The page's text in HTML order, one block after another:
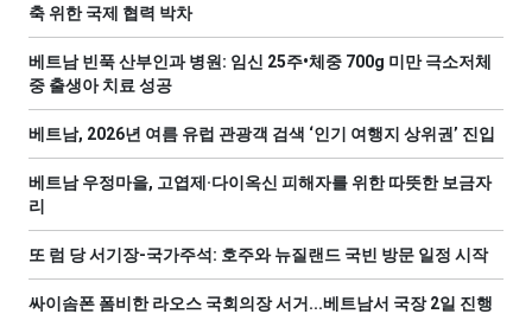
축 위한 국제 협력 박차
베트남 빈푹 산부인과 병원: 임신 25주•체중 700g 미만 극소저체
중 출생아 치료 성공
베트남, 2026년 여름 유럽 관광객 검색 ‘인기 여행지 상위권’ 진입
베트남 우정마을, 고엽제·다이옥신 피해자를 위한 따뜻한 보금자
리
또 럼 당 서기장-국가주석: 호주와 뉴질랜드 국빈 방문 일정 시작
싸이솜폰 폼비한 라오스 국회의장 서거...베트남서 국장 2일 진행